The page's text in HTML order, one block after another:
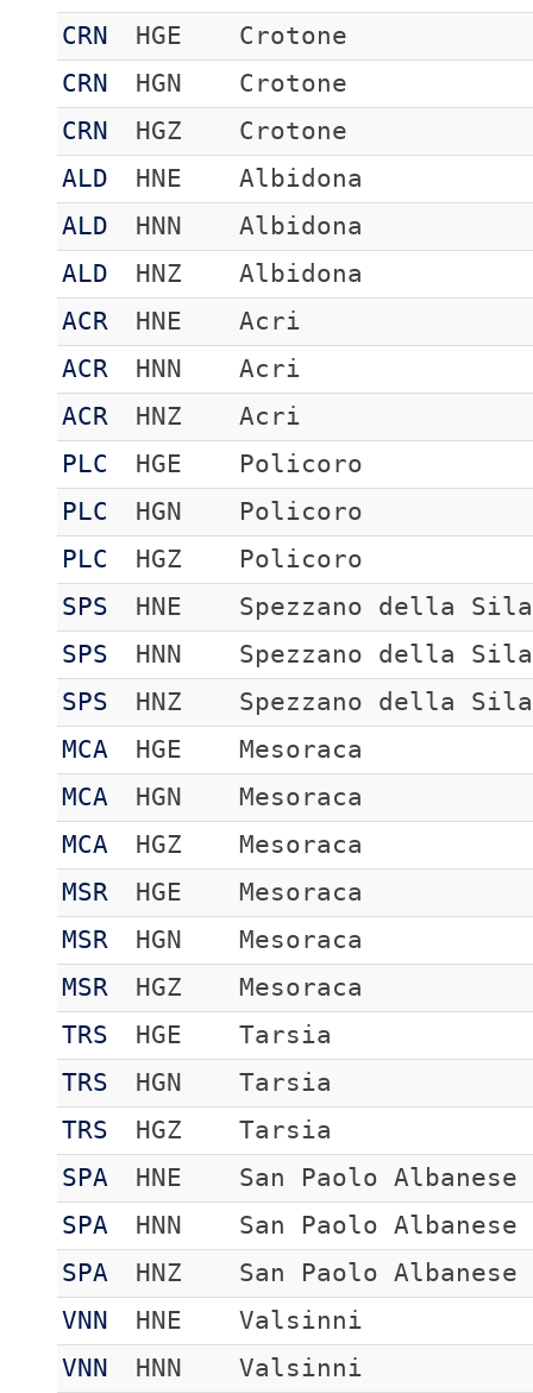
CRN
HGE
Crotone
CRN
HGN
Crotone
CRN
HGZ
Crotone
ALD
HNE
Albidona
ALD
HNN
Albidona
ALD
HNZ
Albidona
ACR
HNE
Acri
ACR
HNN
Acri
ACR
HNZ
Acri
PLC
HGE
Policoro
PLC
HGN
Policoro
PLC
HGZ
Policoro
SPS
HNE
Spezzano della
SPS
HNN
Spezzano della
SPS
HNZ
Spezzano della
MCA
HGE
Mesoraca
MCA
HGN
Mesoraca
MCA
HGZ
Mesoraca
MSR
HGE
Mesoraca
MSR
HGN
Mesoraca
MSR
HGZ
Mesoraca
TRS
HGE
Tarsia
TRS
HGN
Tarsia
TRS
HGZ
Tarsia
SPA
HNE
San Paolo Albanese
SPA
HNN
San Paolo Albanese
SPA
HNZ
San Paolo Albanese
VNN
HNE
Valsinni
VNN
HNN
Valsinni